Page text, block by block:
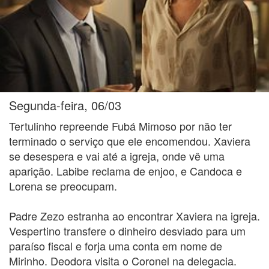
Segunda-feira, 06/03
Tertulinho repreende Fubá Mimoso por não ter
terminado o serviço que ele encomendou. Xaviera
se desespera e vai até a igreja, onde vê uma
aparição. Labibe reclama de enjoo, e Candoca e
Lorena se preocupam.
Padre Zezo estranha ao encontrar Xaviera na igreja.
Vespertino transfere o dinheiro desviado para um
paraíso fiscal e forja uma conta em nome de
Mirinho. Deodora visita o Coronel na delegacia.